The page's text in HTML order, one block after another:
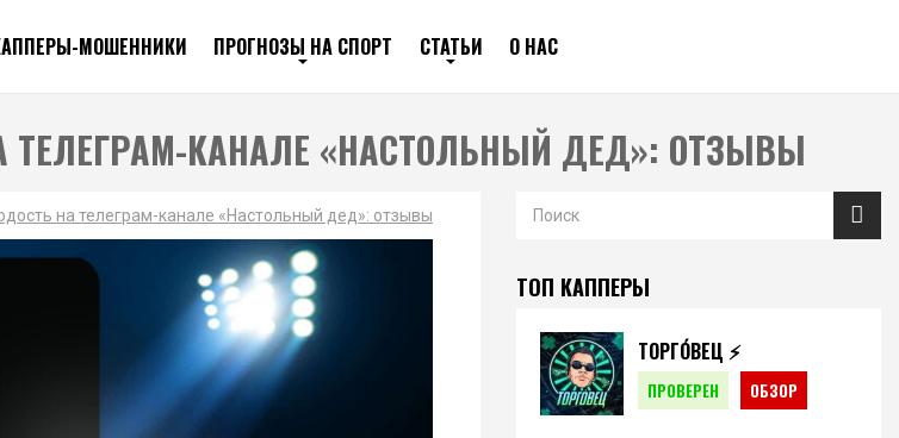
МОШЕННИКИ ПРОГНОЗЫ НА СПОРТ СТАТЬИ О НАС
КАНАЛЕ «НАСТОЛЬНЫЙ ДЕД»: ОТЗЫВЫ
на телеграм-канале «Настольный дед»: отзывы
ТОП КАППЕРЫ
ТОРГО́ВЕЦ ⚡️
ПРОВЕРЕН ОБЗОР